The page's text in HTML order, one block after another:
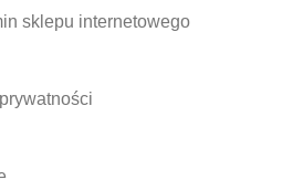
sklepu internetowego